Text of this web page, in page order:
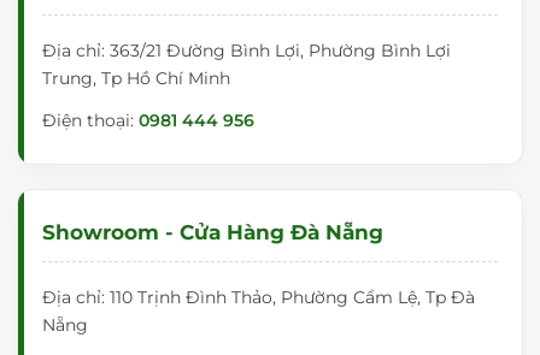
Địa chỉ: 363/21 Đường Bình Lợi, Phường Bình Lợi
Trung, Tp Hồ Chí Minh
Điện thoại: 0981 444 956
Showroom - Cửa Hàng Đà Nẵng
Địa chỉ: 110 Trịnh Đình Thảo, Phường Cẩm Lệ, Tp Đà
Nẵng